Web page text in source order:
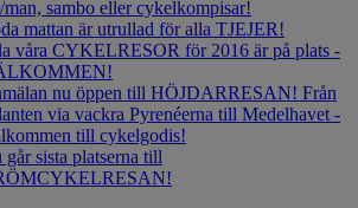
sambo eller cykelkompisar!
mattan är utrullad för alla TJEJER!
våra CYKELRESOR för 2016 är på plats -
nu öppen till HÖJDARRESAN! Från
via vackra Pyrenéerna till Medelhavet -
till cykelgodis!
går sista platserna till